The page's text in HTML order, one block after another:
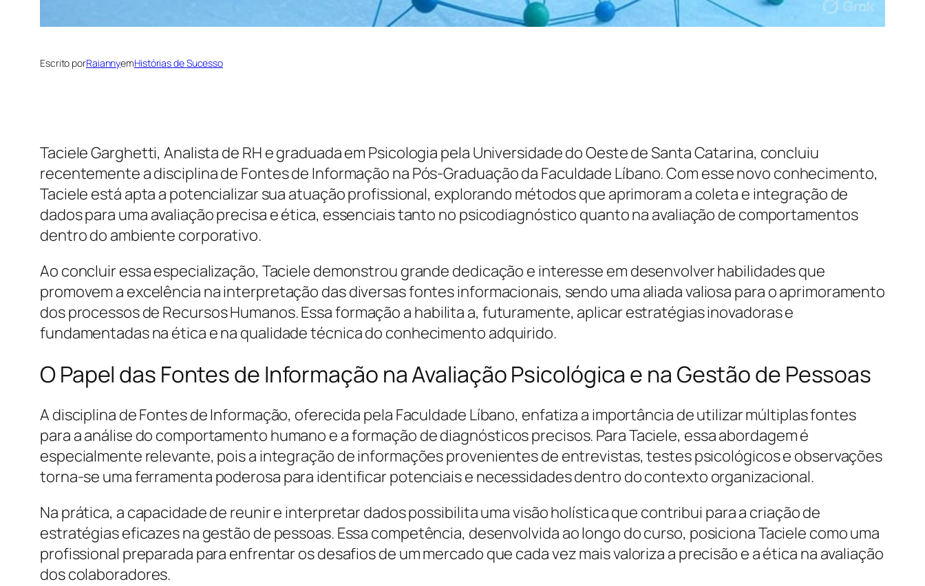
Escrito porRaiannyemHistórias de Sucesso
Taciele Garghetti, Analista de RH e graduada em Psicologia pela Universidade do Oeste de Santa Catarina, concluiu
recentemente a disciplina de Fontes de Informação na Pós-Graduação da Faculdade Líbano. Com esse novo conhecimento,
Taciele está apta a potencializar sua atuação profissional, explorando métodos que aprimoram a coleta e integração de
dados para uma avaliação precisa e ética, essenciais tanto no psicodiagnóstico quanto na avaliação de comportamentos
dentro do ambiente corporativo.
Ao concluir essa especialização, Taciele demonstrou grande dedicação e interesse em desenvolver habilidades que
promovem a excelência na interpretação das diversas fontes informacionais, sendo uma aliada valiosa para o aprimoramento
dos processos de Recursos Humanos. Essa formação a habilita a, futuramente, aplicar estratégias inovadoras e
fundamentadas na ética e na qualidade técnica do conhecimento adquirido.
O Papel das Fontes de Informação na Avaliação Psicológica e na Gestão de Pessoas
A disciplina de Fontes de Informação, oferecida pela Faculdade Líbano, enfatiza a importância de utilizar múltiplas fontes
para a análise do comportamento humano e a formação de diagnósticos precisos. Para Taciele, essa abordagem é
especialmente relevante, pois a integração de informações provenientes de entrevistas, testes psicológicos e observações
torna-se uma ferramenta poderosa para identificar potenciais e necessidades dentro do contexto organizacional.
Na prática, a capacidade de reunir e interpretar dados possibilita uma visão holística que contribui para a criação de
estratégias eficazes na gestão de pessoas. Essa competência, desenvolvida ao longo do curso, posiciona Taciele como uma
profissional preparada para enfrentar os desafios de um mercado que cada vez mais valoriza a precisão e a ética na avaliação
dos colaboradores.